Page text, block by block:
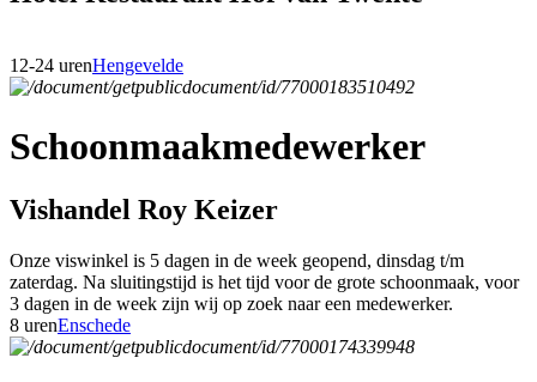
12-24 urenHengevelde
Schoonmaakmedewerker
Vishandel Roy Keizer
Onze viswinkel is 5 dagen in de week geopend, dinsdag t/m
zaterdag. Na sluitingstijd is het tijd voor de grote schoonmaak, voor
3 dagen in de week zijn wij op zoek naar een medewerker.
8 urenEnschede